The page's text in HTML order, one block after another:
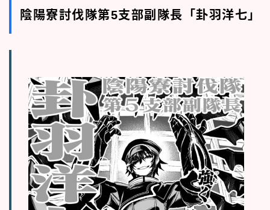
陰陽寮討伐隊第5支部副隊長「卦羽洋七」